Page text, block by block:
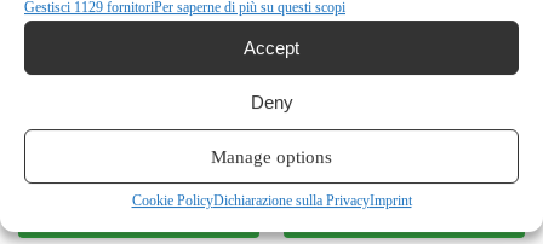
Gestisci 1129 fornitoriPer saperne di più su questi scopi
Accept
Deny
Manage options
Cookie PolicyDichiarazione sulla PrivacyImprint
€